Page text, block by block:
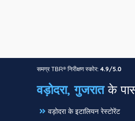
समग्र TBR® निरीक्षण स्कोर: 4.9/5.0
वड़ोदरा, गुजरातके
वड़ोदरा के इटालियन रेस्टोरेंट